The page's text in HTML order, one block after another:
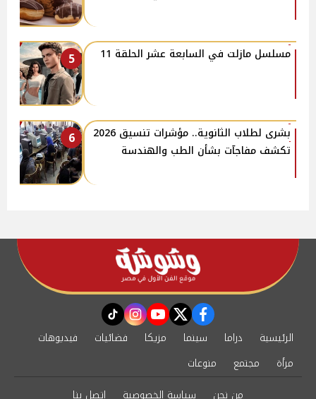
5 مسلسل مازلت في السابعة عشر الحلقة 11
6
بشرى لطلاب الثانوية.. مؤشرات تنسيق 2026
تكشف مفاجآت بشأن الطب والهندسة
facebook
twitter
youtube
instagram
tiktok
الرئيسية دراما سينما مزيكا فضائيات
فيديوهات
مرأة
مجتمع
منوعات